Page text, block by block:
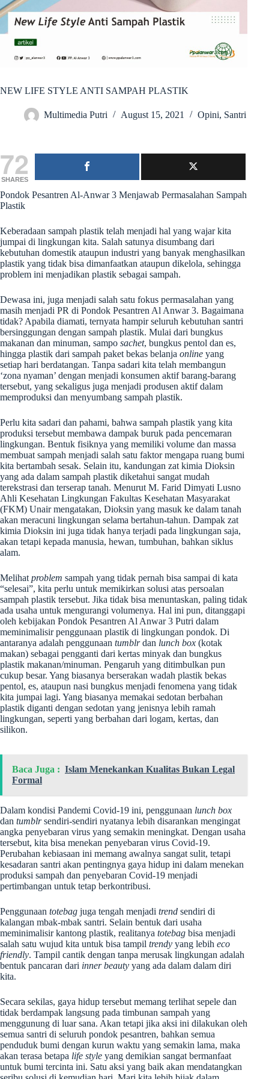
NEW LIFE STYLE ANTI SAMPAH PLASTIK
Multimedia Putri August 15, 2021 Opini, Santri
72
SHARES
Pondok Pesantren Al-Anwar 3 Menjawab Permasalahan Sampah
Plastik
Keberadaan sampah plastik telah menjadi hal yang wajar kita
jumpai di lingkungan kita. Salah satunya disumbang dari
kebutuhan domestik ataupun industri yang banyak menghasilkan
plastik yang tidak bisa dimanfaatkan ataupun dikelola, sehingga
problem ini menjadikan plastik sebagai sampah.
Dewasa ini, juga menjadi salah satu fokus permasalahan yang
masih menjadi PR di Pondok Pesantren Al Anwar 3. Bagaimana
tidak? Apabila diamati, ternyata hampir seluruh kebutuhan santri
bersinggungan dengan sampah plastik. Mulai dari bungkus
makanan dan minuman, sampo sachet, bungkus pentol dan es,
hingga plastik dari sampah paket bekas belanja online yang
setiap hari berdatangan. Tanpa sadari kita telah membangun
‘zona nyaman’ dengan menjadi konsumen aktif barang-barang
tersebut, yang sekaligus juga menjadi produsen aktif dalam
memproduksi dan menyumbang sampah plastik.
Perlu kita sadari dan pahami, bahwa sampah plastik yang kita
produksi tersebut membawa dampak buruk pada pencemaran
lingkungan. Bentuk fisiknya yang memiliki volume dan massa
membuat sampah menjadi salah satu faktor mengapa ruang bumi
kita bertambah sesak. Selain itu, kandungan zat kimia Dioksin
yang ada dalam sampah plastik diketahui sangat mudah
terekstrasi dan terserap tanah. Menurut M. Farid Dimyati Lusno
Ahli Kesehatan Lingkungan Fakultas Kesehatan Masyarakat
(FKM) Unair mengatakan, Dioksin yang masuk ke dalam tanah
akan meracuni lingkungan selama bertahun-tahun. Dampak zat
kimia Dioksin ini juga tidak hanya terjadi pada lingkungan saja,
akan tetapi kepada manusia, hewan, tumbuhan, bahkan siklus
alam.
Melihat problem sampah yang tidak pernah bisa sampai di kata
“selesai”, kita perlu untuk memikirkan solusi atas persoalan
sampah plastik tersebut. Jika tidak bisa menuntaskan, paling tidak
ada usaha untuk mengurangi volumenya. Hal ini pun, ditanggapi
oleh kebijakan Pondok Pesantren Al Anwar 3 Putri dalam
meminimalisir penggunaan plastik di lingkungan pondok. Di
antaranya adalah penggunaan tumblrdan lunch box (kotak
makan) sebagai pengganti dari kertas minyak dan bungkus
plastik makanan/minuman. Pengaruh yang ditimbulkan pun
cukup besar. Yang biasanya berserakan wadah plastik bekas
pentol, es, ataupun nasi bungkus menjadi fenomena yang tidak
kita jumpai lagi. Yang biasanya memakai sedotan berbahan
plastik diganti dengan sedotan yang jenisnya lebih ramah
lingkungan, seperti yang berbahan dari logam, kertas, dan
silikon.
Baca Juga : Islam Menekankan Kualitas Bukan Legal
Formal
Dalam kondisi Pandemi Covid-19 ini, penggunaan lunch box
dan tumblrsendiri-sendiri nyatanya lebih disarankan mengingat
angka penyebaran virus yang semakin meningkat. Dengan usaha
tersebut, kita bisa menekan penyebaran virus Covid-19.
Perubahan kebiasaan ini memang awalnya sangat sulit, tetapi
kesadaran santri akan pentingnya gaya hidup ini dalam menekan
produksi sampah dan penyebaran Covid-19 menjadi
pertimbangan untuk tetap berkontribusi.
Penggunaan totebag juga tengah menjadi trend sendiri di
kalangan mbak-mbak santri. Selain bentuk dari usaha
meminimalisir kantong plastik, realitanya totebag bisa menjadi
salah satu wujud kita untuk bisa tampil trendy yang lebih eco
friendly. Tampil cantik dengan tanpa merusak lingkungan adalah
bentuk pancaran dari inner beauty yang ada dalam dalam diri
kita.
Secara sekilas, gaya hidup tersebut memang terlihat sepele dan
tidak berdampak langsung pada timbunan sampah yang
menggunung di luar sana. Akan tetapi jika aksi ini dilakukan oleh
semua santri di seluruh pondok pesantren, bahkan semua
penduduk bumi dengan kurun waktu yang semakin lama, maka
akan terasa betapa life style yang demikian sangat bermanfaat
untuk bumi tercinta ini. Satu aksi yang baik akan mendatangkan